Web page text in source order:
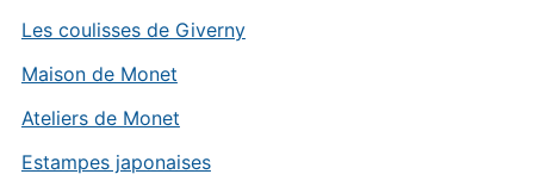
Les coulisses de Giverny
Maison de Monet
Ateliers de Monet
Estampes japonaises